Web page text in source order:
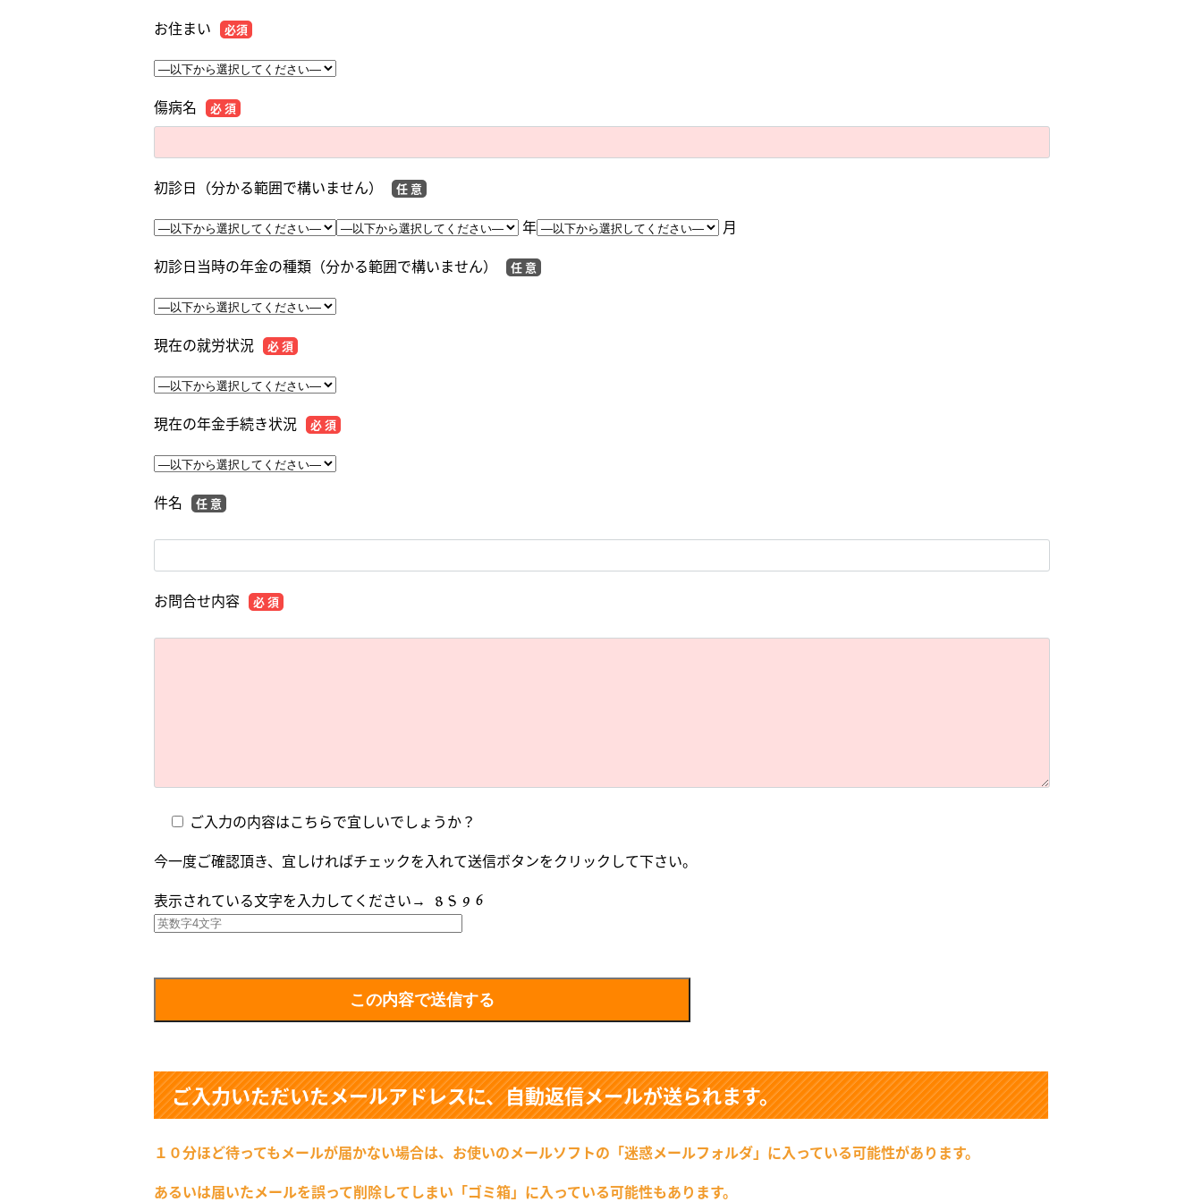
お住まい 必須
傷病名 必 須
初診日（分かる範囲で構いません） 任 意
年
月
初診日当時の年金の種類（分かる範囲で構いません）
任 意
現在の就労状況 必 須
現在の年金手続き状況 必 須
件名 任 意
お問合せ内容 必 須
ご入力の内容はこちらで宜しいでしょうか？
今一度ご確認頂き、宜しければチェックを入れて送信ボタンをクリックして下さい。
表示されている文字を入力してください→
ご入力いただいたメールアドレスに、自動返信メールが送られます。
１０分ほど待ってもメールが届かない場合は、お使いのメールソフトの「迷惑メールフォルダ」に入っている可能性があります。
あるいは届いたメールを誤って削除してしまい「ゴミ箱」に入っている可能性もあります。